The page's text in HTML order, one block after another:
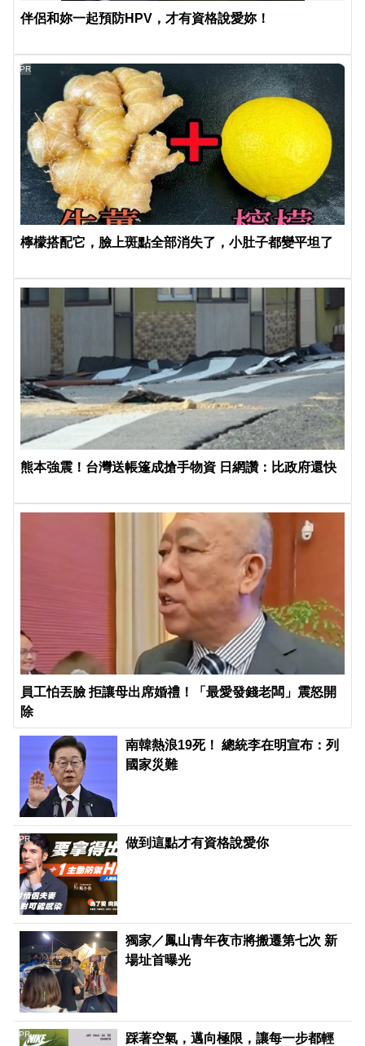
伴侶和妳一起預防HPV，才有資格說愛妳！
檸檬搭配它，臉上斑點全部消失了，小肚子都變平坦了
PR
熊本強震！台灣送帳篷成搶手物資 日網讚：比政府還快
員工怕丟臉 拒讓母出席婚禮！「最愛發錢老闆」震怒開
除
南韓熱浪19死！ 總統李在明宣布：列
國家災難
做到這點才有資格說愛你
PR
獨家／鳳山青年夜市將搬遷第七次 新
場址首曝光
踩著空氣，邁向極限，讓每一步都輕
PR